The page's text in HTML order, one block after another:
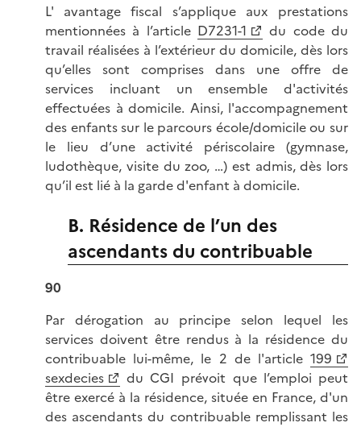
L' avantage fiscal s’applique aux prestations
mentionnées à l’article D7231-1
du code du
travail réalisées à l’extérieur du domicile, dès lors
qu’elles sont comprises dans une offre de
services incluant un ensemble d'activités
effectuées à domicile. Ainsi, l'accompagnement
des enfants sur le parcours école/domicile ou sur
le lieu d’une activité périscolaire (gymnase,
ludothèque, visite du zoo, …) est admis, dès lors
qu’il est lié à la garde d'enfant à domicile.
B. Résidence de l’un des
ascendants du contribuable
90
Par dérogation au principe selon lequel les
services doivent être rendus à la résidence du
contribuable lui-même, le 2 de l'article 199
sexdecies
du CGI prévoit que l’emploi peut
être exercé à la résidence, située en France, d'un
des ascendants du contribuable remplissant les